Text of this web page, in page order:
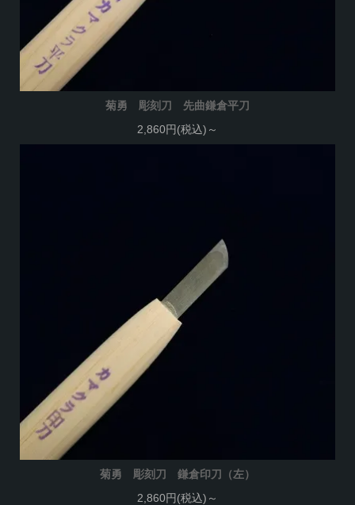
菊勇 彫刻刀 先曲鎌倉平刀
2,860円(税込)～
菊勇 彫刻刀 鎌倉印刀（左）
2,860円(税込)～